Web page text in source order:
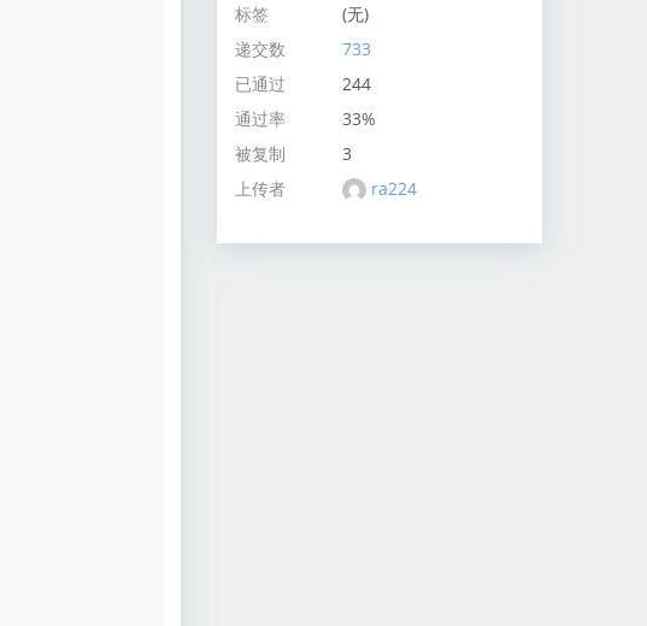
标签
(无)
递交数
733
已通过
244
通过率
33%
被复制
3
上传者
ra224